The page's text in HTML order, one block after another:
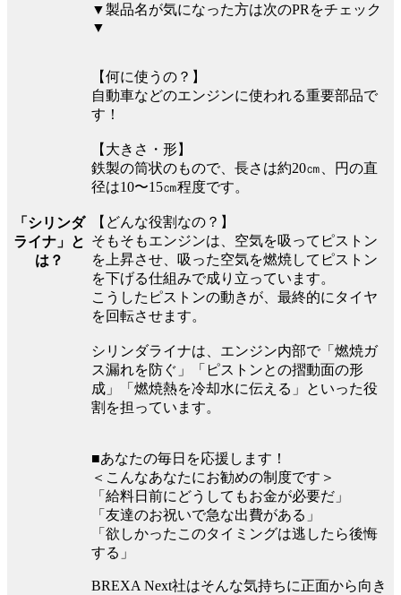
▼製品名が気になった方は次のPRをチェック
▼
「シリンダ
ライナ」と
は？
【何に使うの？】
自動車などのエンジンに使われる重要部品で
す！
【大きさ・形】
鉄製の筒状のもので、長さは約20㎝、円の直
径は10〜15㎝程度です。
【どんな役割なの？】
そもそもエンジンは、空気を吸ってピストン
を上昇させ、吸った空気を燃焼してピストン
を下げる仕組みで成り立っています。
こうしたピストンの動きが、最終的にタイヤ
を回転させます。
シリンダライナは、エンジン内部で「燃焼ガ
ス漏れを防ぐ」「ピストンとの摺動面の形
成」「燃焼熱を冷却水に伝える」といった役
割を担っています。
■あなたの毎日を応援します！
＜こんなあなたにお勧めの制度です＞
「給料日前にどうしてもお金が必要だ」
「友達のお祝いで急な出費がある」
「欲しかったこのタイミングは逃したら後悔
する」
BREXA Next社はそんな気持ちに正面から向き